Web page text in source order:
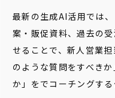
最新の生成AI活用では
案・販促資料、過去の
せることで、新人営業
のような質問をすべき
か」をでコーチングする